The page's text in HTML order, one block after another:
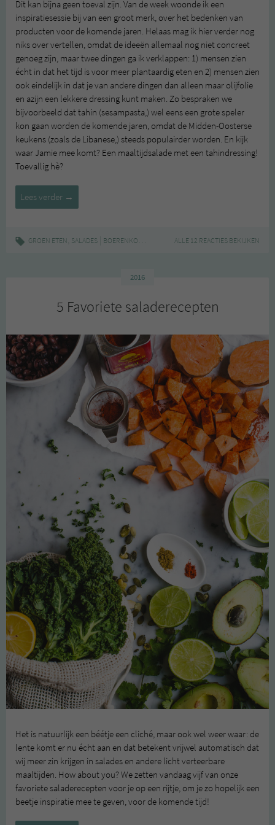
Dit kan bijna geen toeval zijn. Van de week woonde ik een
inspiratiesessie bij van een groot merk, over het bedenken van
producten voor de komende jaren. Helaas mag ik hier verder nog
niks over vertellen, omdat de ideeën allemaal nog niet concreet
genoeg zijn, maar twee dingen ga ik verklappen: 1) mensen zien
écht in dat het tijd is voor meer plantaardig eten en 2) mensen zien
ook eindelijk in dat je van andere dingen dan alleen maar olijfolie
en azijn een lekkere dressing kunt maken. Zo bespraken we
bijvoorbeeld dat tahin (sesampasta,) wel eens een grote speler
kon gaan worden de komende jaren, omdat de Midden-Oosterse
keukens (zoals de Libanese,) steeds populairder worden. En kijk
waar Jamie mee komt? Een maaltijdsalade met een tahindressing!
Toevallig hè?
Lees verder Maaltijdsalade
met
boerenkool
→
GROEN ETEN, SALADES BOERENKOOL FAIR TRADE ORIGINAL,FAIRTRADE,
ALLE 12 REACTIES BEKIJKEN
2016
5 Favoriete saladerecepten
Het is natuurlijk een béétje een cliché, maar ook wel weer waar: de
lente komt er nu écht aan en dat betekent vrijwel automatisch dat
wij meer zin krijgen in salades en andere licht verteerbare
maaltijden. How about you? We zetten vandaag vijf van onze
favoriete saladerecepten voor je op een rijtje, om je zo hopelijk een
beetje inspiratie mee te geven, voor de komende tijd!